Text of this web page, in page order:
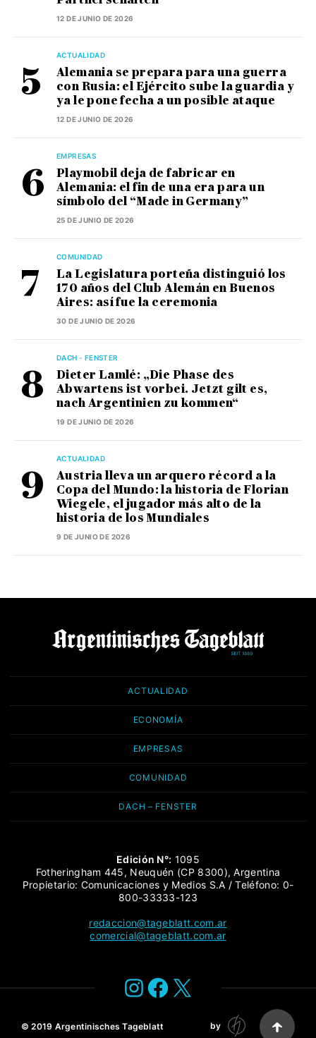
12 DE JUNIO DE 2026
ACTUALIDAD
Alemania se prepara para una guerra
con Rusia: el Ejército sube la guardia y
ya le pone fecha a un posible ataque
12 DE JUNIO DE 2026
EMPRESAS
Playmobil deja de fabricar en
Alemania: el fin de una era para un
símbolo del “Made in Germany”
25 DE JUNIO DE 2026
COMUNIDAD
La Legislatura porteña distinguió los
170 años del Club Alemán en Buenos
Aires: así fue la ceremonia
30 DE JUNIO DE 2026
DACH - FENSTER
Dieter Lamlé: „Die Phase des
Abwartens ist vorbei. Jetzt gilt es,
nach Argentinien zu kommen“
19 DE JUNIO DE 2026
ACTUALIDAD
Austria lleva un arquero récord a la
Copa del Mundo: la historia de Florian
Wiegele, el jugador más alto de la
historia de los Mundiales
9 DE JUNIO DE 2026
ACTUALIDAD
ECONOMÍA
EMPRESAS
COMUNIDAD
DACH – FENSTER
Edición N°: 1095
Fotheringham 445, Neuquén (CP 8300), Argentina
Propietario: Comunicaciones y Medios S.A / Teléfono: 0-
800-33333-123
redaccion@tageblatt.com.ar
comercial@tageblatt.com.ar
Instagram
Facebook
X
© 2019 Argentinisches Tageblatt by